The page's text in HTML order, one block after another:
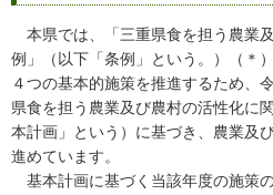
本県では、「三重県食を担う農業
例」（以下「条例」という。）（＊
４つの基本的施策を推進するため、
県食を担う農業及び農村の活性化に
本計画」という）に基づき、農業及
進めています。
基本計画に基づく当該年度の施策